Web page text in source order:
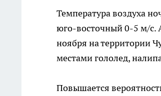
Температура воздуха
юго-восточный 0-5 м/с.
ноября на территории
местами гололед,
Повышается